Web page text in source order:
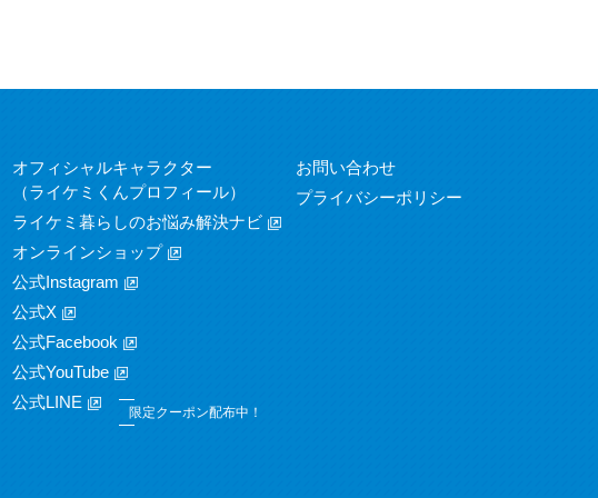
オフィシャルキャラクター
（ライケミくんプロフィール）
ライケミ暮らしのお悩み解決ナビ
オンラインショップ
公式Instagram
公式X
公式Facebook
公式YouTube
公式LINE
限定クーポン配布中！
お問い合わせ
プライバシーポリシー